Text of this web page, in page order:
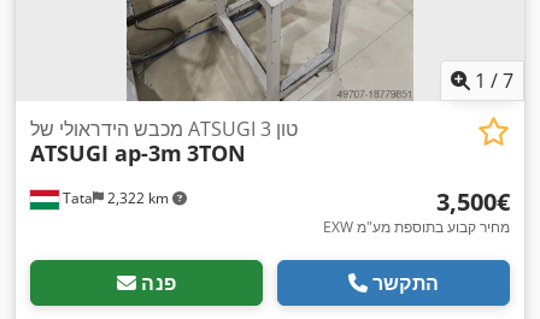
1 /7
Tata 2,322 km
מכבש הידראולי של ATSUGI 3 טון
ATSUGI ap-3m 3TON
‏3,500 ‏€
EXW מחיר קבוע בתוספת מע"מ
פנה התקשר